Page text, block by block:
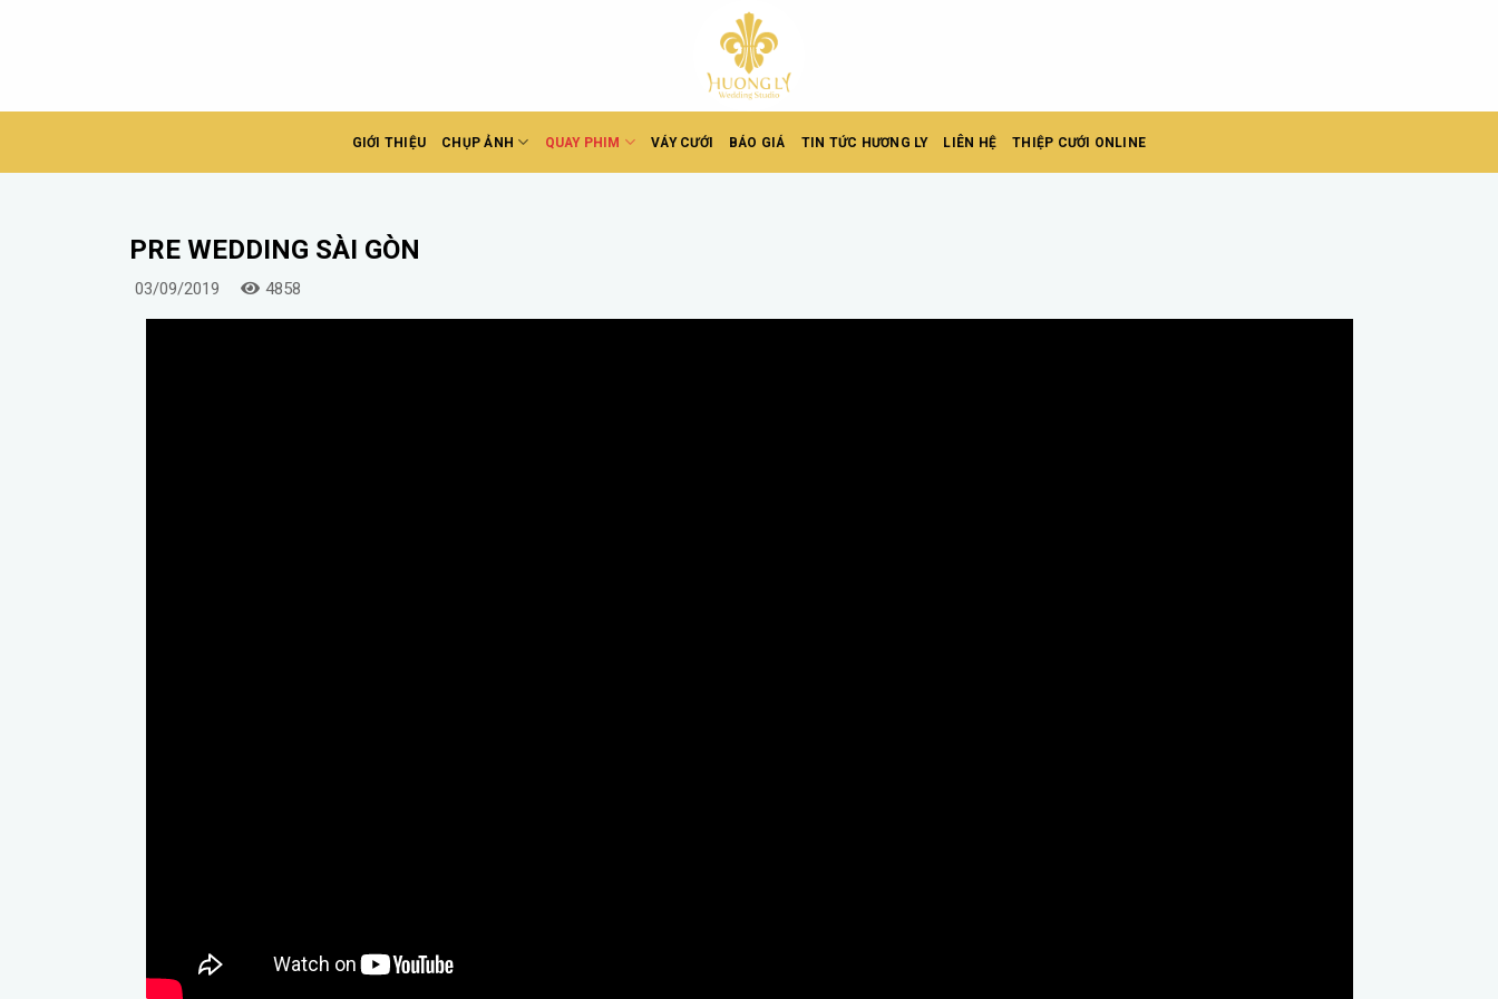
GIỚI THIỆU CHỤP ẢNH QUAY PHIM VÁY CƯỚI BÁO GIÁ TIN TỨC HƯƠNG LY LIÊN HỆ THIỆP CƯỚI ONLINE
PRE WEDDING SÀI GÒN
03/09/2019 4858